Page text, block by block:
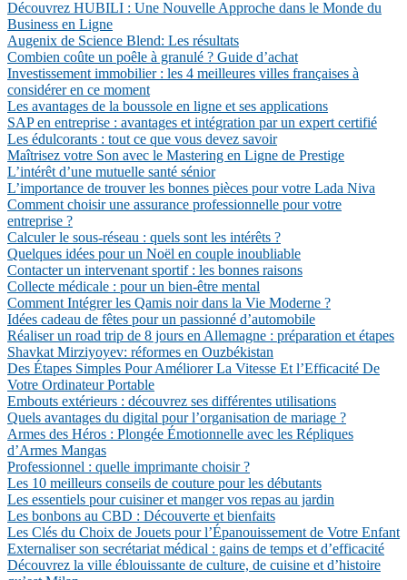
Découvrez HUBILI : Une Nouvelle Approche dans le Monde du
Business en Ligne
Augenix de Science Blend: Les résultats
Combien coûte un poêle à granulé ? Guide d’achat
Investissement immobilier : les 4 meilleures villes françaises à
considérer en ce moment
Les avantages de la boussole en ligne et ses applications
SAP en entreprise : avantages et intégration par un expert certifié
Les édulcorants : tout ce que vous devez savoir
Maîtrisez votre Son avec le Mastering en Ligne de Prestige
L’intérêt d’une mutuelle santé sénior
L’importance de trouver les bonnes pièces pour votre Lada Niva
Comment choisir une assurance professionnelle pour votre
entreprise ?
Calculer le sous-réseau : quels sont les intérêts ?
Quelques idées pour un Noël en couple inoubliable
Contacter un intervenant sportif : les bonnes raisons
Collecte médicale : pour un bien-être mental
Comment Intégrer les Qamis noir dans la Vie Moderne ?
Idées cadeau de fêtes pour un passionné d’automobile
Réaliser un road trip de 8 jours en Allemagne : préparation et étapes
Shavkat Mirziyoyev: réformes en Ouzbékistan
Des Étapes Simples Pour Améliorer La Vitesse Et l’Efficacité De
Votre Ordinateur Portable
Embouts extérieurs : découvrez ses différentes utilisations
Quels avantages du digital pour l’organisation de mariage ?
Armes des Héros : Plongée Émotionnelle avec les Répliques
d’Armes Mangas
Professionnel : quelle imprimante choisir ?
Les 10 meilleurs conseils de couture pour les débutants
Les essentiels pour cuisiner et manger vos repas au jardin
Les bonbons au CBD : Découverte et bienfaits
Les Clés du Choix de Jouets pour l’Épanouissement de Votre Enfant
Externaliser son secrétariat médical : gains de temps et d’efficacité
Découvrez la ville éblouissante de culture, de cuisine et d’histoire